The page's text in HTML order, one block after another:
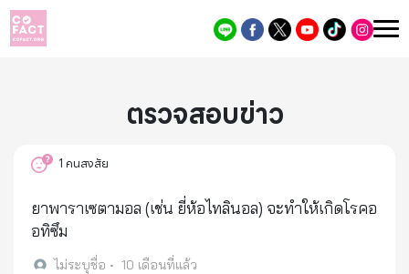
ตรวจสอบข่าว
1คนสงสัย
ยาพาราเซตามอล (เช่น ยี่ห้อไทลินอล) จะทำให้เกิดโรคอ
อทิซึม
ไม่ระบุชื่อ • 10 เดือนที่แล้ว